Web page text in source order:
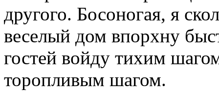
другого. Босоногая, я
веселый дом впорхну
гостей войду тихим
торопливым шагом.